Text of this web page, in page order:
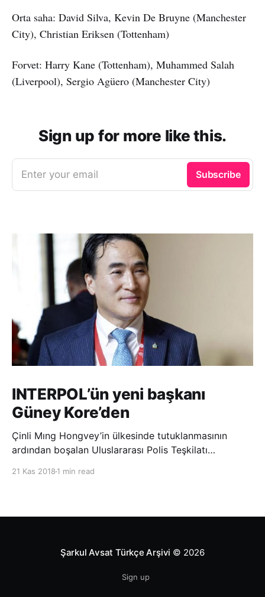
Orta saha: David Silva, Kevin De Bruyne (Manchester
City), Christian Eriksen (Tottenham)
Forvet: Harry Kane (Tottenham), Muhammed Salah
(Liverpool), Sergio Agüero (Manchester City)
Sign up for more like this.
Enter your email Subscribe
INTERPOL’ün yeni başkanı
Güney Kore’den
Çinli Mıng Hongvey’in ülkesinde tutuklanmasının
ardından boşalan Uluslararası Polis Teşkilatı
21 Kas 2018 1 min read
Şarkul Avsat Türkçe Arşivi © 2026
Sign up